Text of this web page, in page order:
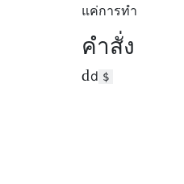
แค่การทำ
คำสั่ง
d d $